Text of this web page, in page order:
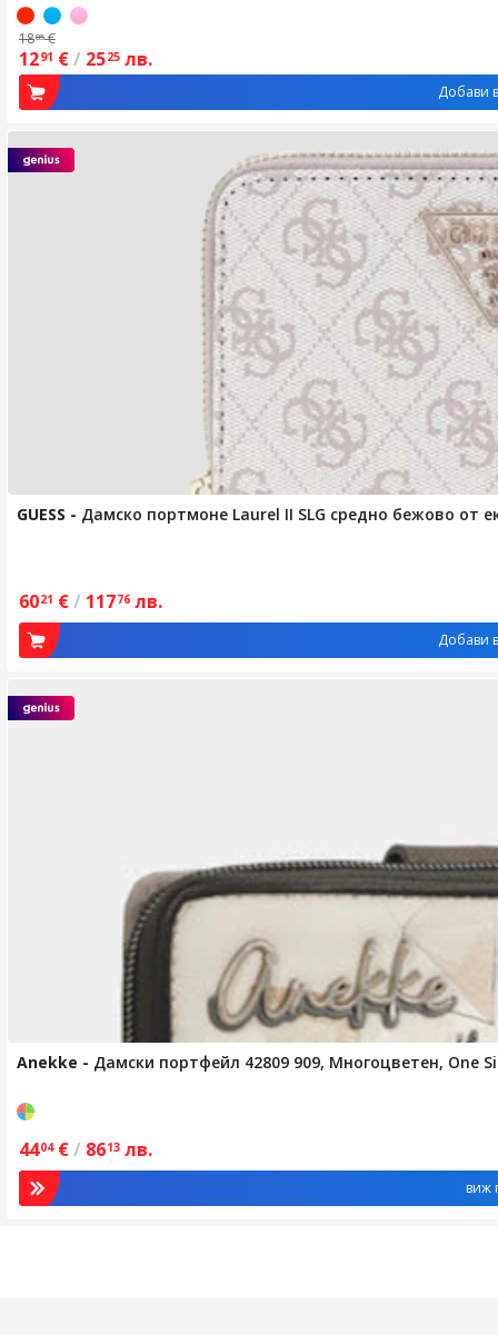
1885 €
1291 €/ 2525 лв.
Добави
GUESS - Дамско портмоне Laurel II SLG средно бежово от
6021 €/ 11776 лв.
Добави
Anekke - Дамски портфейл 42809 909, Многоцветен, One
4404 €/ 8613 лв.
виж